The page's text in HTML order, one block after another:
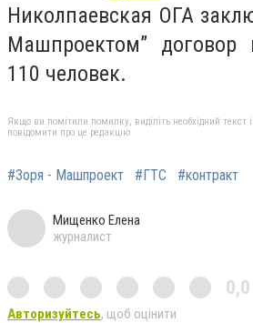
Николпаевская ОГА
Машпроектом” договор
110 человек.
Якщо ви помітили помилку, виділіть необхідний текст
повідомити про це редакцію
#Зоря - Машпроект #ГТС #контракт
Мищенко Елена
журналист
0,0
Авторизуйтесь, щоб оцінити